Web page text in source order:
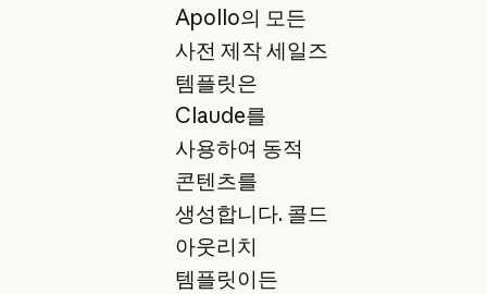
Apollo의 모든
사전 제작 세일즈
템플릿은
Claude를
사용하여 동적
콘텐츠를
생성합니다. 콜드
아웃리치
템플릿이든